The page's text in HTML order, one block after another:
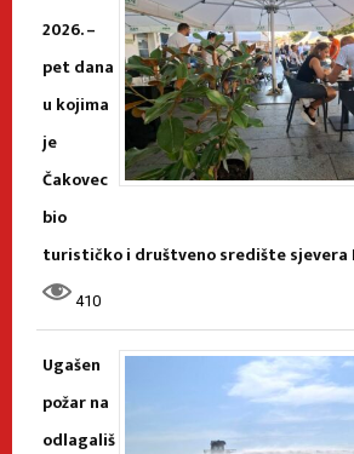
2026. –
pet dana
u kojima
je
Čakovec
bio
turističko i društveno središte sjevera
410
Ugašen
požar na
odlagališ